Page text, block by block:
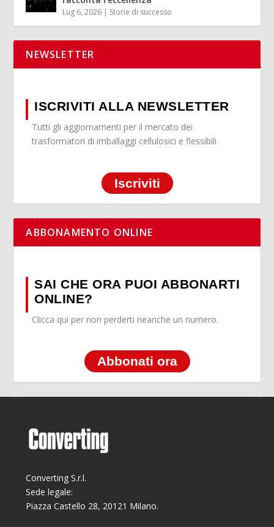
Lug 6, 2026 | Storie di successo
NEWSLETTER
ISCRIVITI ALLA NEWSLETTER
Tutti gli aggiornamenti per il mercato dei
trasformatori di imballaggi cellulosici e flessibili
Iscriviti
ABBONAMENTO ONLINE
SAI CHE ORA PUOI ABBONARTI
ONLINE?
Clicca qui per non perderti neanche un numero.
Abbonati ora
Converting S.r.l.
Sede legale:
Piazza Castello 28, 20121 Milano.